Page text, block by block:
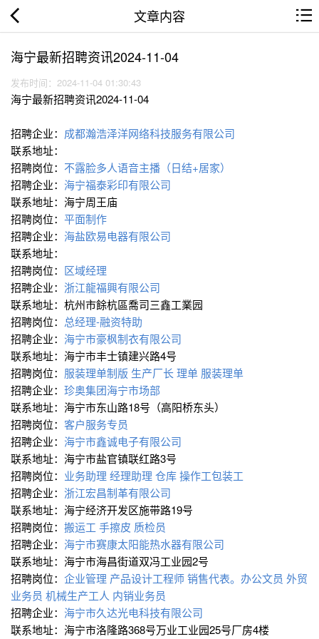
文章内容
海宁最新招聘资讯2024-11-04
发布时间：2024-11-04 01:30:43
海宁最新招聘资讯2024-11-04
招聘企业： 成都瀚浩泽洋网络科技服务有限公司
联系地址：
招聘岗位： 不露脸多人语音主播（日结+居家）
招聘企业： 海宁福泰彩印有限公司
联系地址：海宁周王庙
招聘岗位： 平面制作
招聘企业： 海盐欧易电器有限公司
联系地址：
招聘岗位： 区域经理
招聘企业： 浙江龍福興有限公司
联系地址：杭州市餘杭區喬司三鑫工業园
招聘岗位： 总经理-融资特助
招聘企业： 海宁市豪枫制衣有限公司
联系地址：海宁市丰士镇建兴路4号
招聘岗位： 服装理单制版 生产厂长理单 服装理单
招聘企业： 珍奥集团海宁市场部
联系地址：海宁市东山路18号（高阳桥东头）
招聘岗位： 客户服务专员
招聘企业： 海宁市鑫诚电子有限公司
联系地址：海宁市盐官镇联红路3号
招聘岗位： 业务助理 经理助理 仓库操作工包装工
招聘企业： 浙江宏昌制革有限公司
联系地址：海宁经济开发区施带路19号
招聘岗位： 搬运工 手擦皮 质检员
招聘企业： 海宁市赛康太阳能热水器有限公司
联系地址：海宁市海昌街道双冯工业园2号
招聘岗位： 企业管理 产品设计工程师销售代表。办公文员 外贸
业务员 机械生产工人 内销业务员
招聘企业： 海宁市久达光电科技有限公司
联系地址：海宁市洛隆路368号万业工业园25号厂房4楼